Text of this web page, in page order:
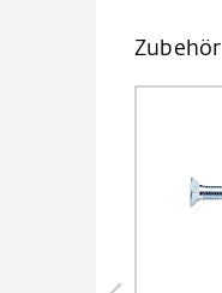
Zubehör